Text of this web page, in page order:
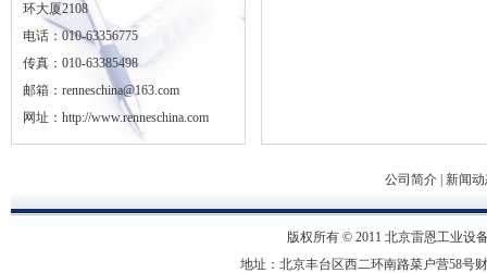
环大厦2108
电话：010-63356775
传真：010-63385498
邮箱：renneschina@163.com
网址：http://www.renneschina.com
公司简介 新闻
版权所有 © 2011 北京雷恩工业设
地址：北京丰台区西二环南路菜户营58号